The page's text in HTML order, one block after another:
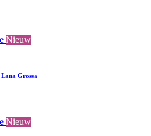
Nieuw
Grossa
Nieuw